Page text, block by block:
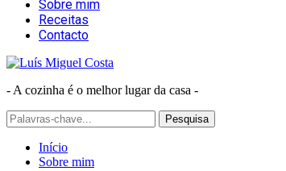
Sobre mim
Receitas
Contacto
- A cozinha é o melhor lugar da casa -
Início
Sobre mim